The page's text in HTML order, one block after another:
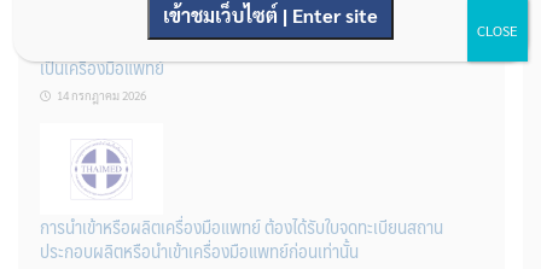
รู้หรือไม่? ผลิตภัณฑ์ชุดตรวจสําหรับตรวจสอบการปนเปื้อนแบบใดจัด
เป็นเครื่องมือแพทย์
14 กรกฎาคม 2026
การนำเข้าหรือผลิตเครื่องมือแพทย์ ต้องได้รับใบจดทะเบียนสถาน
ประกอบผลิตหรือนำเข้าเครื่องมือแพทย์ก่อนเท่านั้น
เข้าชมเว็บไซต์ | Enter site
CLOSE